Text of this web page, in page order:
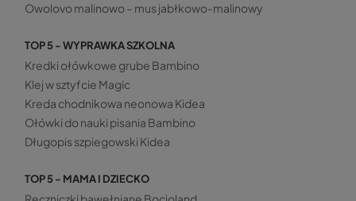
Owolovo malinowo – mus jabłkowo-malinowy
TOP 5 - WYPRAWKA SZKOLNA
Kredki ołówkowe grube Bambino
Klej w sztyfcie Magic
Kreda chodnikowa neonowa Kidea
Ołówki do nauki pisania Bambino
Długopis szpiegowski Kidea
TOP 5 - MAMA I DZIECKO